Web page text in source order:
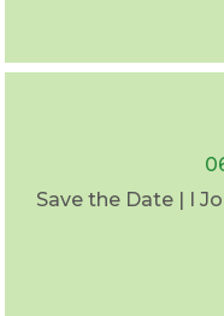
Save the Date | I